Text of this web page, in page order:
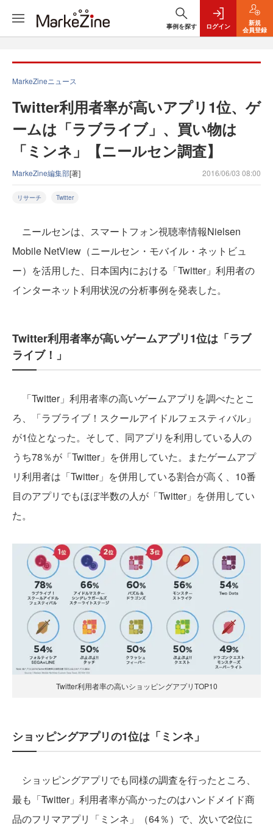
事例を探す ログイン
新規
会員登録
MarkeZineニュース
Twitter利用者率が高いアプリ1位、ゲ
ームは「ラブライブ」、買い物は
「ミンネ」【ニールセン調査】
MarkeZine編集部[著] 2016/06/03 08:00
リサーチ Twitter
ニールセンは、スマートフォン視聴率情報Nielsen
Mobile NetView（ニールセン・モバイル・ネットビュ
ー）を活用した、日本国内における「Twitter」利用者の
インターネット利用状況の分析事例を発表した。
Twitter利用者率が高いゲームアプリ1位は「ラブ
ライブ！」
「Twitter」利用者率の高いゲームアプリを調べたとこ
ろ、「ラブライブ！スクールアイドルフェスティバル」
が1位となった。そして、同アプリを利用している人の
うち78％が「Twitter」を併用していた。またゲームアプ
リ利用者は「Twitter」を併用している割合が高く、10番
目のアプリでもほぼ半数の人が「Twitter」を併用してい
た。
Twitter利用者率の高いショッピングアプリTOP10
ショッピングアプリの1位は「ミンネ」
ショッピングアプリでも同様の調査を行ったところ、
最も「Twitter」利用者率が高かったのはハンドメイド商
品のフリマアプリ「ミンネ」（64％）で、次いで2位に